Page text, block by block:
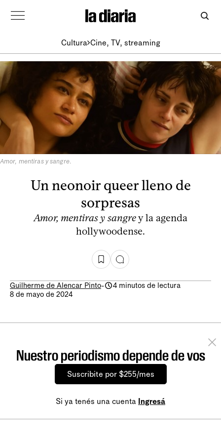
Cultura Cine, TV, streaming
Amor, mentiras y sangre.
Un neonoir queer lleno de
sorpresas
Amor, mentiras y sangrey la agenda
hollywoodense.
Guilherme de Alencar Pinto-
4 minutos de lectura
8 de mayo de 2024
Nuestro periodismo depende de vos
Suscribite por $255/mes
Si ya tenés una cuenta Ingresá